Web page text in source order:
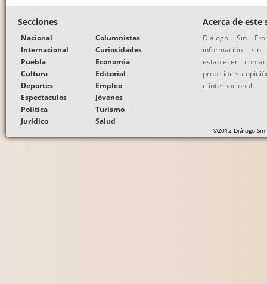
Secciones
Nacional
Internacional
Puebla
Cultura
Deportes
Espectaculos
Política
Jurídico
Columnistas
Curiosidades
Economia
Editorial
Empleo
Jóvenes
Turismo
Salud
Acerca de este
Diálogo Sin
información sin
establecer
propiciar su
e internacional.
©2012 Diálogo